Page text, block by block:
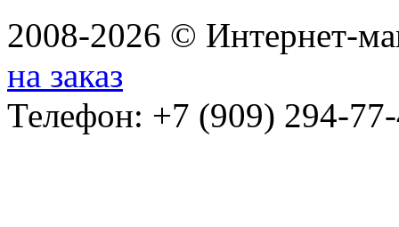
2008-2026 © Интернет-
на заказ
Телефон: +7 (909) 294-